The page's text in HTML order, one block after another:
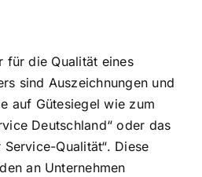
für die Qualität eines
sind Auszeichnungen und
auf Gütesiegel wie zum
Deutschland“ oder das
Qualität“. Diese
an Unternehmen